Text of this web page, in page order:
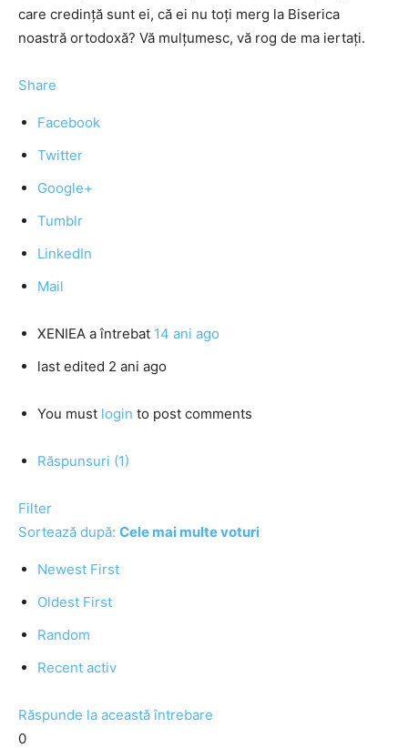
care credinţă sunt ei, că ei nu toţi merg la Biserica
noastră ortodoxă? Vă mulţumesc, vă rog de ma iertaţi.
Share
Facebook
Twitter
Google+
Tumblr
LinkedIn
Mail
XENIEA a întrebat 14 ani ago
last edited 2 ani ago
You must login to post comments
Răspunsuri (1)
Filter
Sortează după: Cele mai multe voturi
Newest First
Oldest First
Random
Recent activ
Răspunde la această întrebare
0